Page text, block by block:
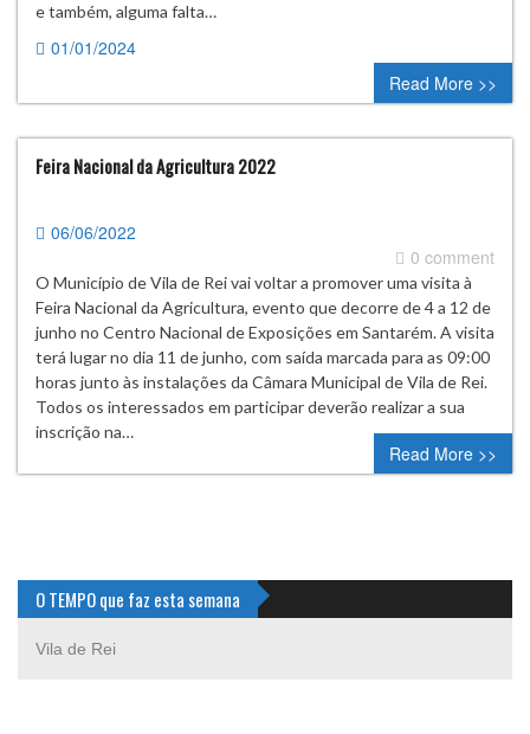
e também, alguma falta…
01/01/2024
0 comment
Read More >>
Feira Nacional da Agricultura 2022
06/06/2022
0 comment
O Município de Vila de Rei vai voltar a promover uma visita à
Feira Nacional da Agricultura, evento que decorre de 4 a 12 de
junho no Centro Nacional de Exposições em Santarém. A visita
terá lugar no dia 11 de junho, com saída marcada para as 09:00
horas junto às instalações da Câmara Municipal de Vila de Rei.
Todos os interessados em participar deverão realizar a sua
inscrição na…
Read More >>
O TEMPO que faz esta semana
Vila de Rei